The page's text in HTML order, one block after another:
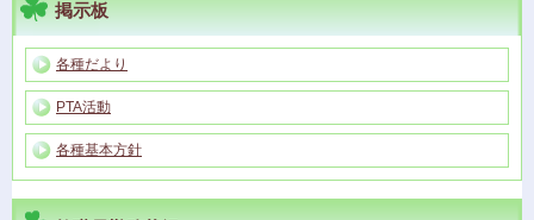
掲示板
各種だより
PTA活動
各種基本方針